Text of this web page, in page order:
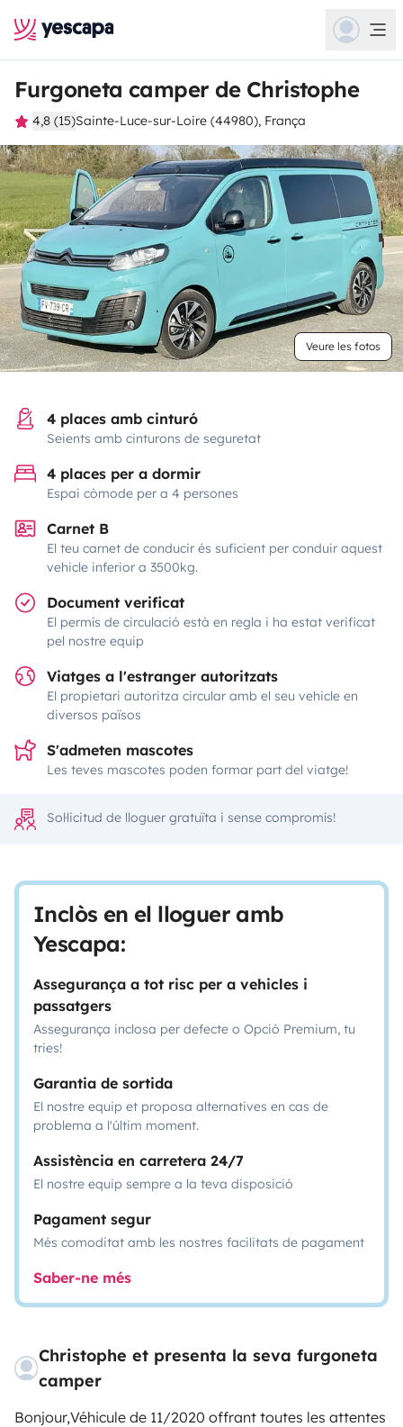
Furgoneta camper de Christophe
4,8 (15)Sainte-Luce-sur-Loire (44980), França
Veure les fotos
4 places amb cinturó
Seients amb cinturons de seguretat
4 places per a dormir
Espai còmode per a 4 persones
Carnet B
El teu carnet de conducir és suficient per conduir aquest
vehicle inferior a 3500kg.
Document verificat
El permís de circulació està en regla i ha estat verificat
pel nostre equip
Viatges a l'estranger autoritzats
El propietari autoritza circular amb el seu vehicle en
diversos països
S'admeten mascotes
Les teves mascotes poden formar part del viatge!
Sol·licitud de lloguer gratuïta i sense compromís!
Inclòs en el lloguer amb
Yescapa:
Assegurança a tot risc per a vehicles i
passatgers
Assegurança inclosa per defecte o Opció Premium, tu
tries!
Garantia de sortida
El nostre equip et proposa alternatives en cas de
problema a l'últim moment.
Assistència en carretera 24/7
El nostre equip sempre a la teva disposició
Pagament segur
Més comoditat amb les nostres facilitats de pagament
Saber-ne més
Christophe et presenta la seva furgoneta
camper
Bonjour,Véhicule de 11/2020 offrant toutes les attentes